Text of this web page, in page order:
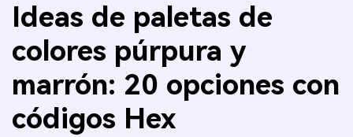
Ideas de paletas de
colores púrpura y
marrón: 20 opciones con
códigos Hex